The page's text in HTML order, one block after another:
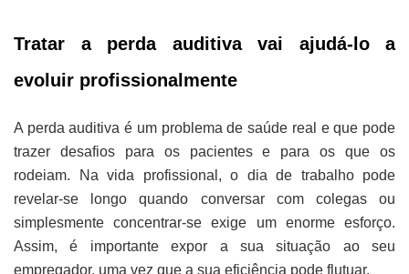
Tratar a perda auditiva vai ajudá-lo a
evoluir profissionalmente
A perda auditiva é um problema de saúde real e que pode
trazer desafios para os pacientes e para os que os
rodeiam. Na vida profissional, o dia de trabalho pode
revelar-se longo quando conversar com colegas ou
simplesmente concentrar-se exige um enorme esforço.
Assim, é importante expor a sua situação ao seu
empregador, uma vez que a sua eficiência pode flutuar.